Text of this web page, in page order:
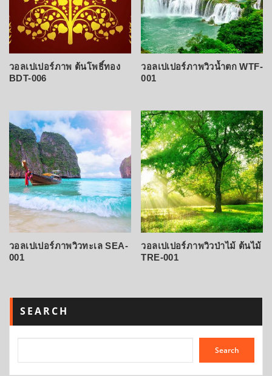
วอลเปเปอร์ภาพ ต้นโพธิ์ทอง
BDT-006
วอลเปเปอร์ภาพวิวน้ำตก WTF-
001
วอลเปเปอร์ภาพวิวทะเล SEA-
001
วอลเปเปอร์ภาพวิวป่าไม้ ต้นไม้
TRE-001
SEARCH
Search